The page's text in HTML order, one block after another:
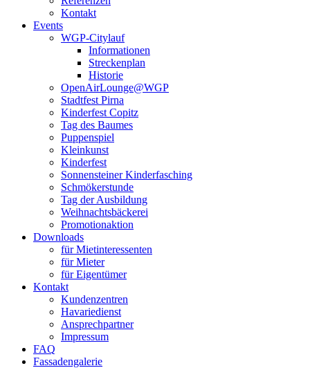
Kontakt
Events
WGP-Citylauf
Informationen
Streckenplan
Historie
OpenAirLounge@WGP
Stadtfest Pirna
Kinderfest Copitz
Tag des Baumes
Puppenspiel
Kleinkunst
Kinderfest
Sonnensteiner Kinderfasching
Schmökerstunde
Tag der Ausbildung
Weihnachtsbäckerei
Promotionaktion
Downloads
für Mietinteressenten
für Mieter
für Eigentümer
Kontakt
Kundenzentren
Havariedienst
Ansprechpartner
Impressum
FAQ
Fassadengalerie